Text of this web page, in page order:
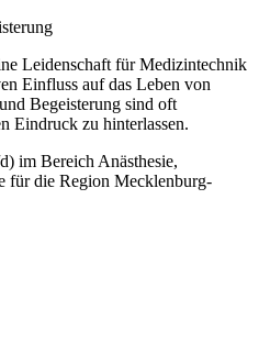
Leidenschaft für Medizintechnik
Einfluss auf das Leben von
Begeisterung sind oft
Eindruck zu hinterlassen.
im Bereich Anästhesie,
für die Region Mecklenburg-